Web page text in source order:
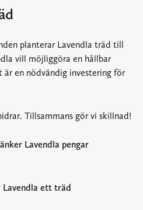
planterar Lavendla träd till
vill möjliggöra en hållbar
är en nödvändig investering för
Tillsammans gör vi skillnad!
Lavendla pengar
Lavendla ett träd